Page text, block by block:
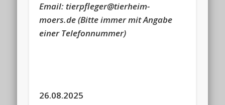
Email: tierpfleger@tierheim-
moers.de(Bitte immer mit Angabe
einer Telefonnummer)
26.08.2025